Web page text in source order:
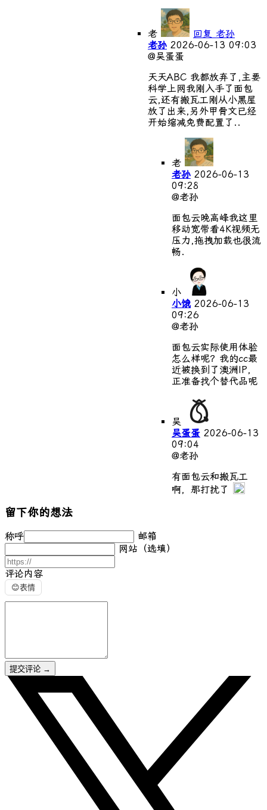
老
回复 老孙
老孙 2026-06-13 09:03
@吴蛋蛋
天天ABC 我都放弃了,主要
科学上网我刚入手了面包
云,还有搬瓦工刚从小黑屋
放了出来,另外甲骨文已经
开始缩减免费配置了..
老
老孙 2026-06-13
09:28
@老孙
面包云晚高峰我这里
移动宽带看4K视频无
压力,拖拽加载也很流
畅.
小
小饿 2026-06-13
09:26
@老孙
面包云实际使用体验
怎么样呢？我的cc最
近被换到了澳洲IP，
正准备找个替代品呢
吴
吴蛋蛋 2026-06-13
09:04
@老孙
有面包云和搬瓦工
啊，那打扰了
留下你的想法
称呼
邮箱
网站（选填）
评论内容
😊表情
提交评论 →